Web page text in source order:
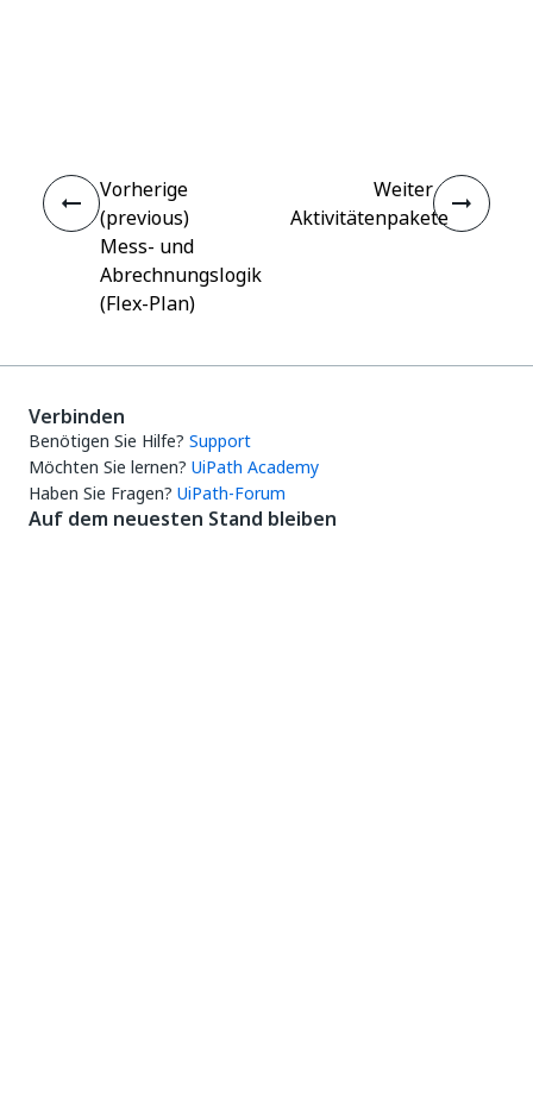
Vorherige
(previous)
Mess- und
Abrechnungslogik
(Flex-Plan)
Weiter
Aktivitätenpakete
Verbinden
Benötigen Sie Hilfe? Support
Möchten Sie lernen? UiPath Academy
Haben Sie Fragen? UiPath-Forum
Auf dem neuesten Stand bleiben